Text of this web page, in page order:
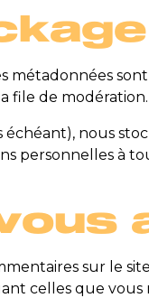
métadonnées
file de modération.
échéant), nous
personnelles à
sur le
celles que